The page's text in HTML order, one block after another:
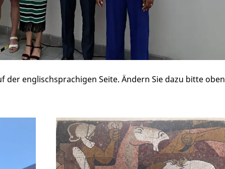
englischsprachigen Seite. Ändern Sie dazu bitte oben